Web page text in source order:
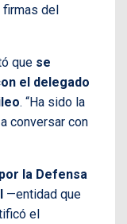
firmas del
que se
el delegado
. “Ha sido la
conversar con
la Defensa
—entidad que
el